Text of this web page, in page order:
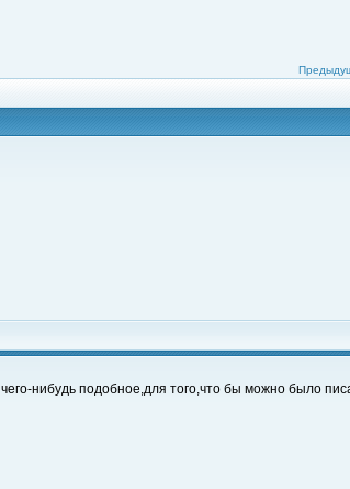
нибудь подобное,для того,что бы можно было